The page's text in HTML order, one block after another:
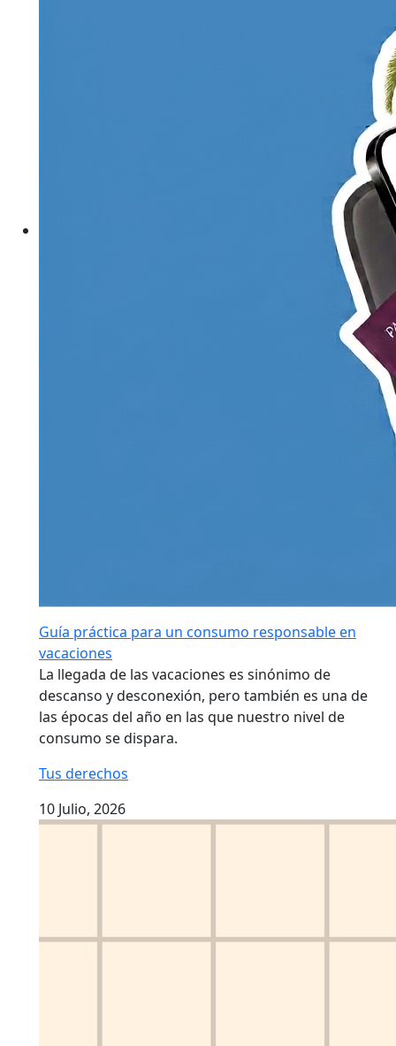
Guía práctica para un consumo responsable en
vacaciones
La llegada de las vacaciones es sinónimo de
descanso y desconexión, pero también es una de
las épocas del año en las que nuestro nivel de
consumo se dispara.
Tus derechos
10 Julio, 2026